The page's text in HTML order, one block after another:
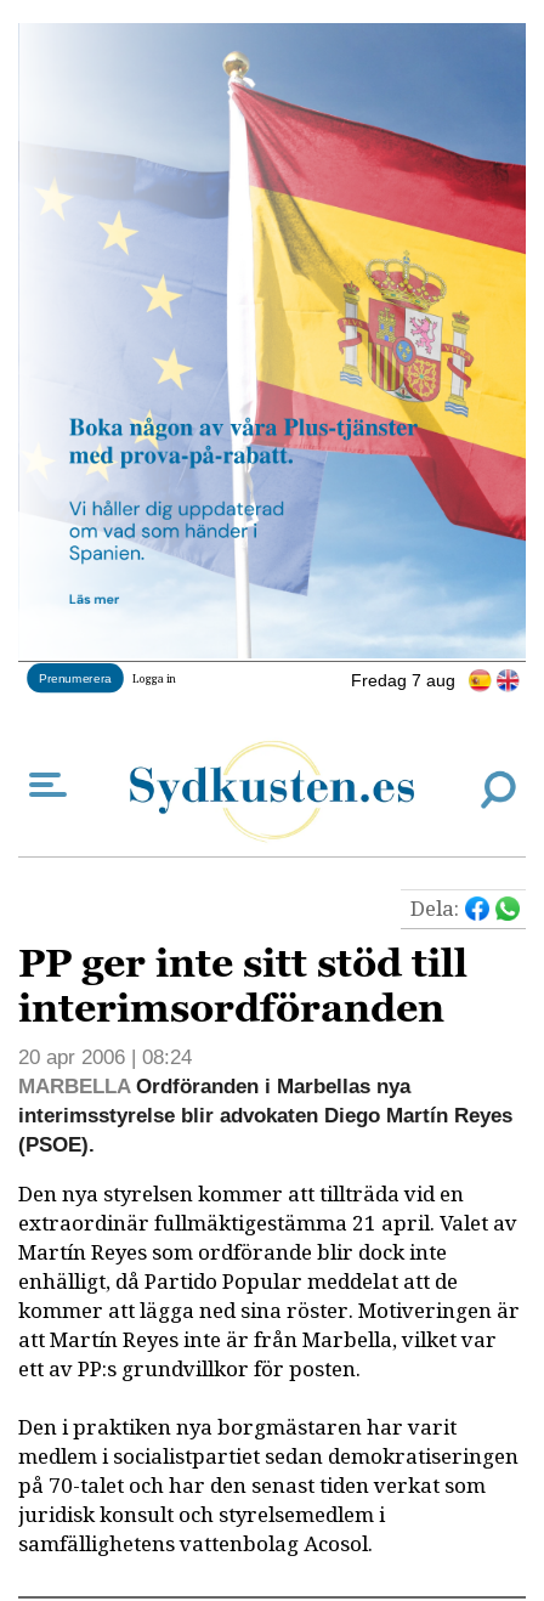
Fredag 7 aug
Prenumerera Logga in
Dela:
PP ger inte sitt stöd till
interimsordföranden
20 apr 2006 | 08:24
MARBELLAOrdföranden i Marbellas nya
interimsstyrelse blir advokaten Diego Martín Reyes
(PSOE).
Den nya styrelsen kommer att tillträda vid en
extraordinär fullmäktigestämma 21 april. Valet av
Martín Reyes som ordförande blir dock inte
enhälligt, då Partido Popular meddelat att de
kommer att lägga ned sina röster. Motiveringen är
att Martín Reyes inte är från Marbella, vilket var
ett av PP:s grundvillkor för posten.
Den i praktiken nya borgmästaren har varit
medlem i socialistpartiet sedan demokratiseringen
på 70-talet och har den senast tiden verkat som
juridisk konsult och styrelsemedlem i
samfällighetens vattenbolag Acosol.